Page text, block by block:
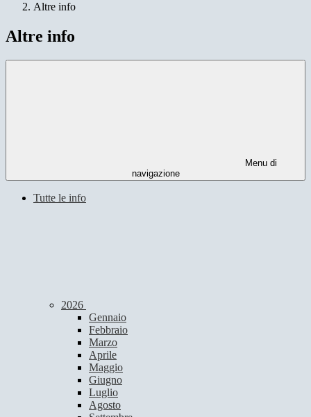
Altre info
Altre info
Menu di
navigazione
Tutte le info
2026
Gennaio
Febbraio
Marzo
Aprile
Maggio
Giugno
Luglio
Agosto